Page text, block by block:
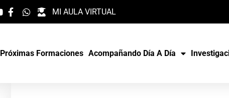
MI AULA VIRTUAL
Próximas Formaciones Acompañando Día A Día